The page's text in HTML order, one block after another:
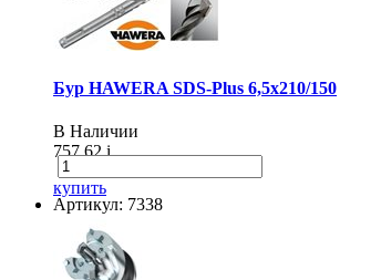
Бур HAWERA SDS-Plus 6,5х210/150
В Наличии
757.62i
купить
Артикул: 7338